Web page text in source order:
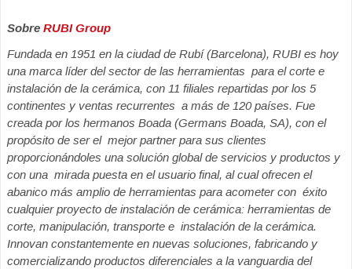
Sobre RUBI Group
Fundada en 1951 en la ciudad de Rubí (Barcelona), RUBI es hoy
una marca líder del sector de las herramientas para el corte e
instalación de la cerámica, con 11 filiales repartidas por los 5
continentes y ventas recurrentes a más de 120 países. Fue
creada por los hermanos Boada (Germans Boada, SA), con el
propósito de ser el mejorpartnerpara sus clientes
proporcionándoles una solución global de servicios y productos y
con una mirada puesta en el usuario final, al cual ofrecen el
abanico más amplio de herramientas para acometer con éxito
cualquier proyecto de instalación de cerámica: herramientas de
corte, manipulación, transporte e instalación de la cerámica.
Innovan constantemente en nuevas soluciones, fabricando y
comercializando productos diferenciales a la vanguardia del